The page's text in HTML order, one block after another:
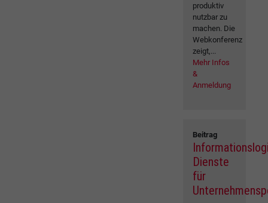
produktiv
nutzbar zu
machen. Die
Webkonferenz
zeigt,...
Mehr Infos
&
Anmeldung
Beitrag
Dienste
für